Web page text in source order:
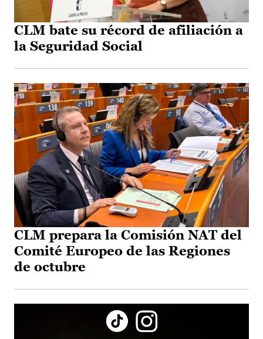
CLM bate su récord de afiliación a
la Seguridad Social
CLM prepara la Comisión NAT del
Comité Europeo de las Regiones
de octubre